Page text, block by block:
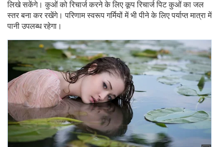
लिखे सकेंगे। कुओं को रिचार्ज करने के लिए कूप रिचार्ज पिट कुओं का जल
स्तर बना कर रखेंगे। परिणाम स्वरूप गर्मियों में भी पीने के लिए पर्याप्त मात्रा में
पानी उपलब्ध रहेगा।